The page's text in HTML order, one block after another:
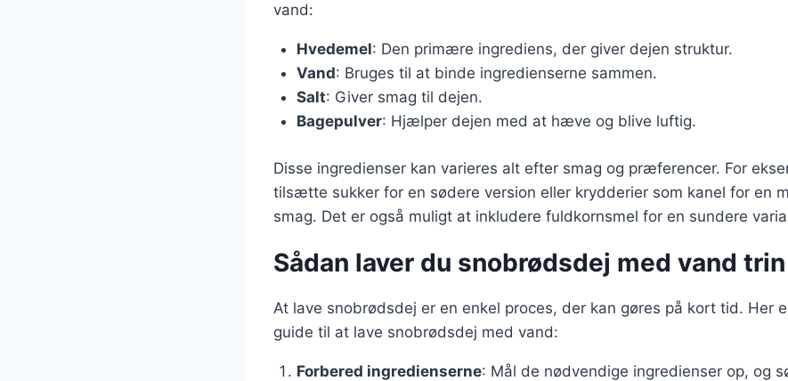
vand:
Hvedemel: Den primære ingrediens, der giver dejen struktur.
Vand: Bruges til at binde ingredienserne sammen.
Salt: Giver smag til dejen.
Bagepulver: Hjælper dejen med at hæve og blive luftig.
Disse ingredienser kan varieres alt efter smag og præferencer. For
tilsætte sukker for en sødere version eller krydderier som kanel for en
smag. Det er også muligt at inkludere fuldkornsmel for en sundere
Sådan laver du snobrødsdej med vand
At lave snobrødsdej er en enkel proces, der kan gøres på kort tid. Her
guide til at lave snobrødsdej med vand:
Forbered ingredienserne: Mål de nødvendige ingredienser op, og